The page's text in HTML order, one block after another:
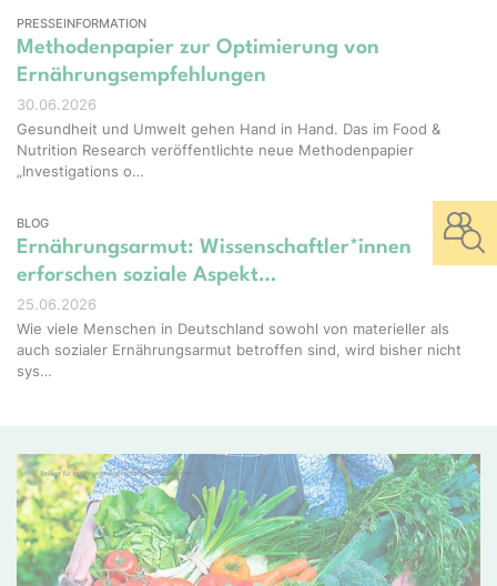
PRESSEINFORMATION
Methodenpapier zur Optimierung von
Ernährungsempfehlungen
30.06.2026
Gesundheit und Umwelt gehen Hand in Hand. Das im Food &
Nutrition Research veröffentlichte neue Methodenpapier
„Investigations o…
BLOG
Ernährungsarmut: Wissenschaftler*innen
erforschen soziale Aspekt…
25.06.2026
Wie viele Menschen in Deutschland sowohl von materieller als
auch sozialer Ernährungsarmut betroffen sind, wird bisher nicht
sys…